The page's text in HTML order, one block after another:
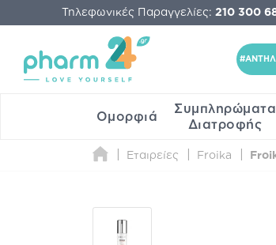
Τηλεφωνικές Παραγγελίες: 210 300
Ομορφιά
Συμπληρώματα
Διατροφής
Εταιρείες Froika